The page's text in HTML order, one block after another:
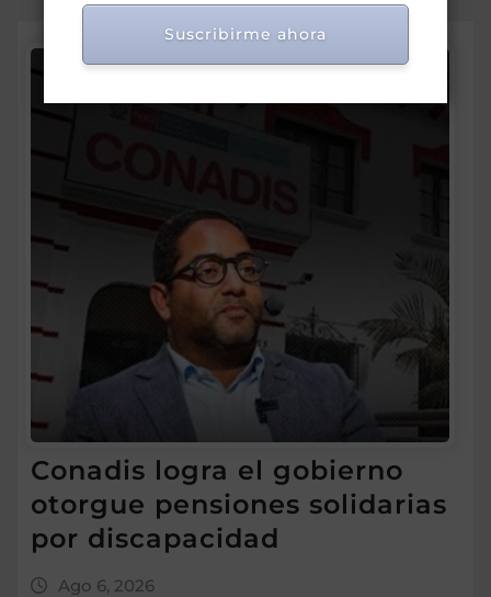
Conadis logra el gobierno
otorgue pensiones solidarias
por discapacidad
Ago 6, 2026
Suscribirme ahora